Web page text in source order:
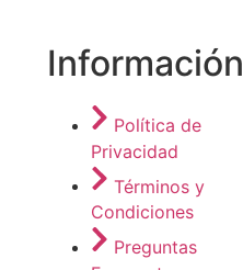
Información
Política de
Privacidad
Términos y
Condiciones
Preguntas